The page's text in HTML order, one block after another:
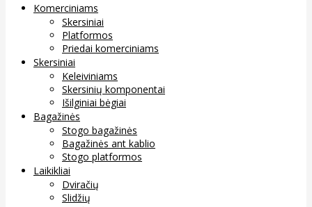
Komerciniams
Skersiniai
Platformos
Priedai komerciniams
Skersiniai
Keleiviniams
Skersinių komponentai
Išilginiai bėgiai
Bagažinės
Stogo bagažinės
Bagažinės ant kablio
Stogo platformos
Laikikliai
Dviračių
Slidžių